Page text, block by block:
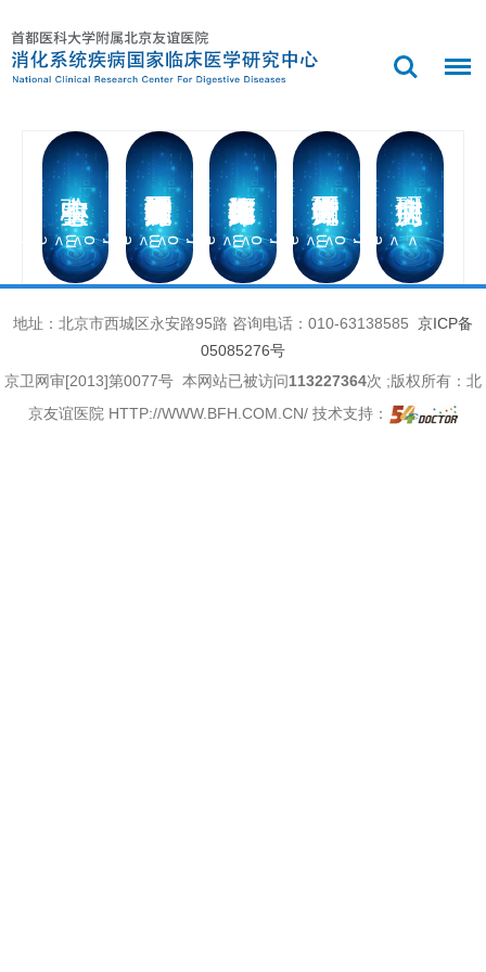
more>>more>>more>>more>>
地址：北京市西城区永安路95路 咨询电话：010-63138585 京ICP备
05085276号
京卫网审[2013]第0077号 本网站已被访问113227364次 ;版权所有：北
京友谊医院 HTTP://WWW.BFH.COM.CN/ 技术支持：